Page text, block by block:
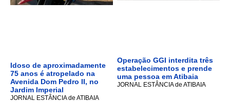
Idoso de aproximadamente
75 anos é atropelado na
Avenida Dom Pedro II, no
Jardim Imperial
JORNAL ESTÂNCIA de ATIBAIA
Operação GGI interdita três
estabelecimentos e prende
uma pessoa em Atibaia
JORNAL ESTÂNCIA de ATIBAIA